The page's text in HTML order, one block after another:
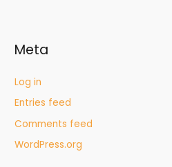
Meta
Log in
Entries feed
Comments feed
WordPress.org